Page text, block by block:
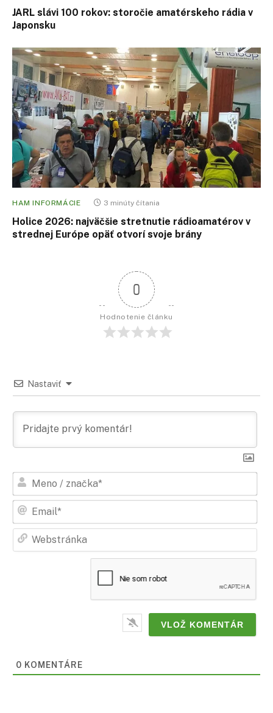
JARL slávi 100 rokov: storočie amatérskeho rádia v
Japonsku
HAM INFORMÁCIE 3 minúty čítania
Holice 2026: najväčšie stretnutie rádioamatérov v
strednej Európe opäť otvorí svoje brány
0
Hodnotenie článku
Nastaviť
0 KOMENTÁRE